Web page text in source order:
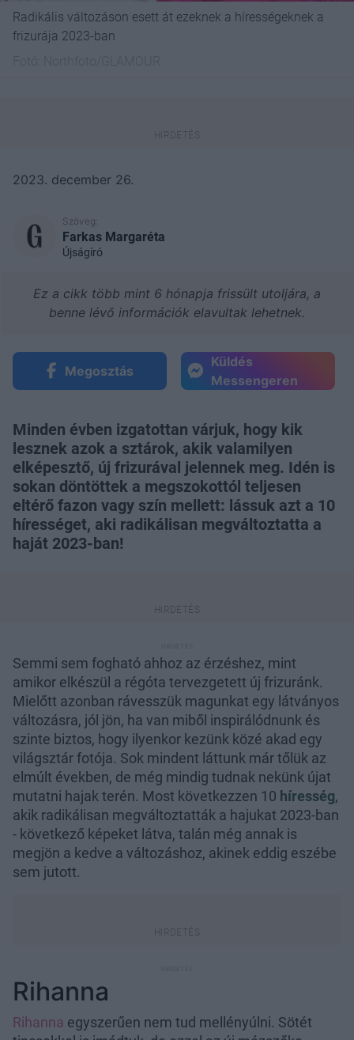
Radikális változáson esett át ezeknek a hírességeknek a
frizurája 2023-ban
2023. december 26.
Szöveg:
Farkas Margaréta
Újságíró
Ez a cikk több mint 6 hónapja frissült utoljára, a
benne lévő információk elavultak lehetnek.
Megosztás
Küldés
Messengeren
Minden évben izgatottan várjuk, hogy kik
lesznek azok a sztárok, akik valamilyen
elképesztő, új frizurával jelennek meg. Idén is
sokan döntöttek a megszokottól teljesen
eltérő fazon vagy szín mellett: lássuk azt a 10
hírességet, aki radikálisan megváltoztatta a
haját 2023-ban!
Semmi sem fogható ahhoz az érzéshez, mint
amikor elkészül a régóta tervezgetett új frizuránk.
Mielőtt azonban rávesszük magunkat egy látványos
változásra, jól jön, ha van miből inspirálódnunk és
szinte biztos, hogy ilyenkor kezünk közé akad egy
világsztár fotója. Sok mindent láttunk már tőlük az
elmúlt években, de még mindig tudnak nekünk újat
mutatni hajak terén. Most következzen 10 híresség,
akik radikálisan megváltoztatták a hajukat 2023-ban
- következő képeket látva, talán még annak is
megjön a kedve a változáshoz, akinek eddig eszébe
sem jutott.
Rihanna
Rihanna egyszerűen nem tud mellényúlni. Sötét